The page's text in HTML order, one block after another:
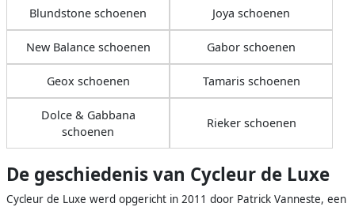
Blundstone schoenen Joya schoenen
New Balance schoenen Gabor schoenen
Geox schoenen Tamaris schoenen
Dolce & Gabbana
schoenen
Rieker schoenen
De geschiedenis van Cycleur de Luxe
Cycleur de Luxe werd opgericht in 2011 door Patrick Vanneste, een